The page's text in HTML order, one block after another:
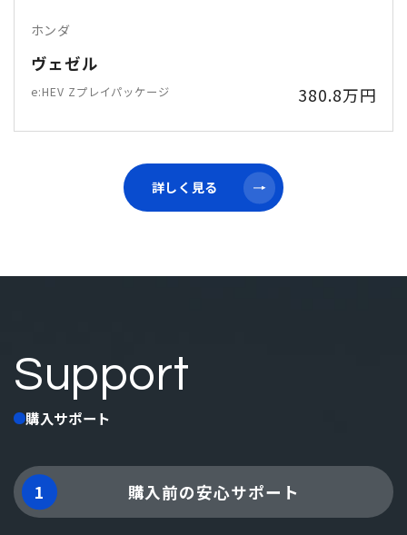
ホンダ
ヴェゼル
e:HEV Zプレイパッケージ 380.8万円
詳しく見る
Support
購入サポート
1 購入前の安心サポート